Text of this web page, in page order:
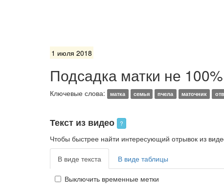
1 июля 2018
Подсадка матки не
Ключевые слова: матка семья пчела маточник
Текст из видео ?
Чтобы быстрее найти интересующий отрывок из
В виде текста В виде таблицы
Выключить временные метки